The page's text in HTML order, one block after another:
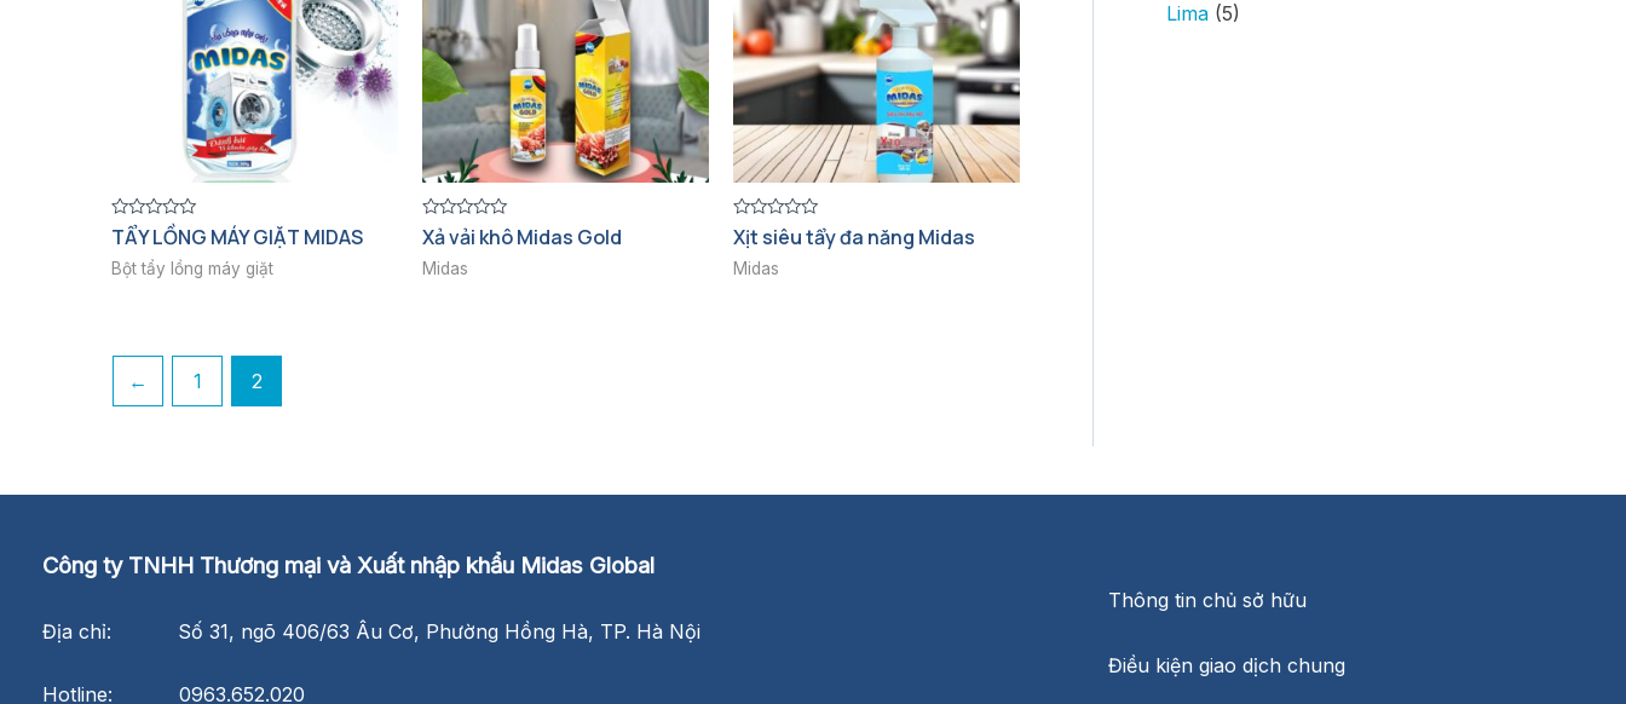
Được
xếp
hạng
0
TẨY LỒNG MÁY GIẶT MIDAS
Bột tẩy lồng máy giặt
Được
xếp
hạng
0
Xả vải khô Midas Gold
Midas
Được
xếp
hạng
0
Xịt siêu tẩy đa năng Midas
Midas
← 1 2
Lima (5)
Công ty TNHH Thương mại và Xuất nhập khẩu Midas Global
Địa chỉ: Số 31, ngõ 406/63 Âu Cơ, Phường Hồng Hà, TP. Hà Nội
Hotline: 0963.652.020
Thông tin chủ sở hữu
Điều kiện giao dịch chung